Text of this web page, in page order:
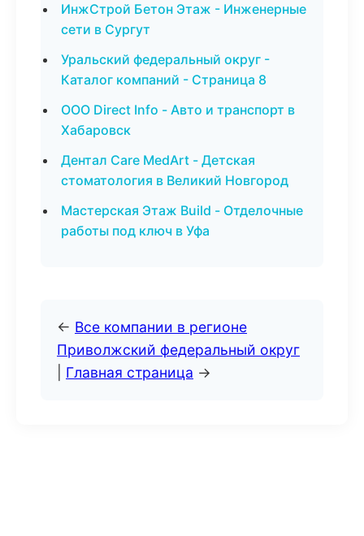
ИнжСтрой Бетон Этаж - Инженерные
сети в Сургут
Уральский федеральный округ -
Каталог компаний - Страница 8
ООО Direct Info - Авто и транспорт в
Хабаровск
Дентал Care MedArt - Детская
стоматология в Великий Новгород
Мастерская Этаж Build - Отделочные
работы под ключ в Уфа
← Все компании в регионе
Приволжский федеральный округ
Главная страница →